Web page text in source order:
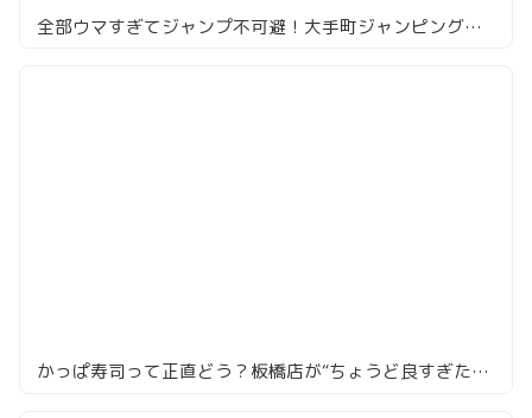
全部ウマすぎてジャンプ不可避！大手町ジャンピングパンダ食べ尽くしレポ
かっぱ寿司って正直どう？板橋店が“ちょうど良すぎた”話